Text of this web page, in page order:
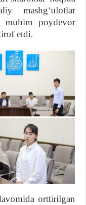
mashgʻulotlar
muhim poydevor
etdi.
orttirilgan